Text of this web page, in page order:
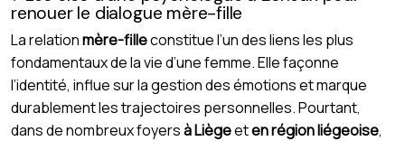
renouer le dialogue mère-fille
La relationmère-filleconstitue l’un des liens les plus
fondamentaux de la vie d’une femme. Elle façonne
l’identité, influe sur la gestion des émotions et marque
durablement les trajectoires personnelles. Pourtant,
dans de nombreux foyersà Liègeeten région liégeoise,